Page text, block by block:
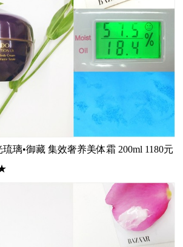
琉璃•御藏 集效奢养美体霜 200ml 1180元